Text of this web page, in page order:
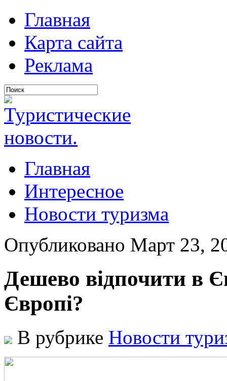
Главная
Карта сайта
Реклама
Главная
Интересное
Новости туризма
Опубликовано Март 23,
Дешево відпочити в
Європі?
В рубрике Новости